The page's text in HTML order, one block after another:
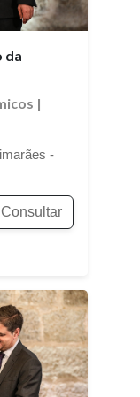
da
|
-
Consultar